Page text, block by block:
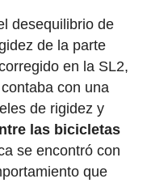
desequilibrio de
de la parte
en la SL2,
con una
de rigidez y
las bicicletas
se encontró con
que